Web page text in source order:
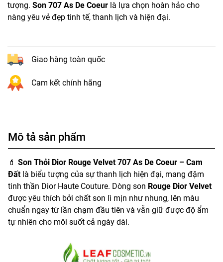
tượng. Son 707 As De Coeur là lựa chọn hoàn hảo cho
nàng yêu vẻ đẹp tinh tế, thanh lịch và hiện đại.
Giao hàng toàn quốc
Cam kết chính hãng
Mô tả sản phẩm
💄 Son Thỏi Dior Rouge Velvet 707 As De Coeur – Cam
Đất là biểu tượng của sự thanh lịch hiện đại, mang đậm
tinh thần Dior Haute Couture. Dòng son Rouge Dior Velvet
được yêu thích bởi chất son lì mịn như nhung, lên màu
chuẩn ngay từ lần chạm đầu tiên và vẫn giữ được độ ẩm
tự nhiên cho môi suốt cả ngày dài.